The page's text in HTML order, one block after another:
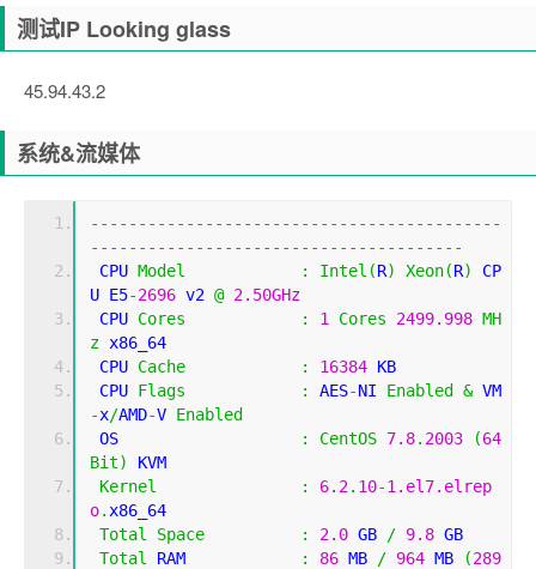
测试IP Looking glass
45.94.43.2
系统&流媒体
-------------------------------------------
---------------------------------------
CPU Model : Intel (R) Xeon(R)
CP
U E5-2696 v2 @ 2.50GHz
CPU Cores : 1 Cores 2499.998 MH
z x86_64
CPU Cache : 16384 KB
CPU Flags : AES-NI Enabled & VM
-x/AMD-V Enabled
OS
: CentOS 7.8. 2003 (64
Bit)
KVM
Kernel
: 6.2. 10-1.el7.elrep
o. x86_64
Total
Space : 2.0 GB / 9.8 GB
Total
RAM : 86 MB / 964 MB (289